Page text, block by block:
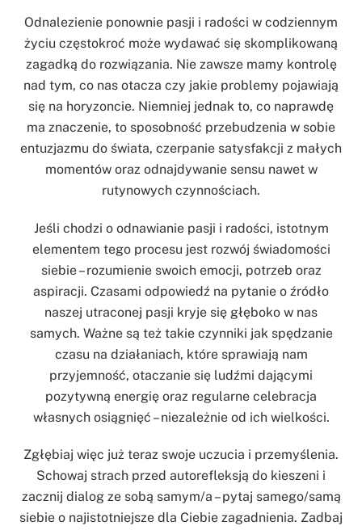
Odnalezienie ponownie pasji i radości w codziennym
życiu częstokroć może wydawać się skomplikowaną
zagadką do rozwiązania. Nie zawsze mamy kontrolę
nad tym, co nas otacza czy jakie problemy pojawiają
się na horyzoncie. Niemniej jednak to, co naprawdę
ma znaczenie, to sposobność przebudzenia w sobie
entuzjazmu do świata, czerpanie satysfakcji z małych
momentów oraz odnajdywanie sensu nawet w
rutynowych czynnościach.
Jeśli chodzi o odnawianie pasji i radości, istotnym
elementem tego procesu jest rozwój świadomości
siebie – rozumienie swoich emocji, potrzeb oraz
aspiracji. Czasami odpowiedź na pytanie o źródło
naszej utraconej pasji kryje się głęboko w nas
samych. Ważne są też takie czynniki jak spędzanie
czasu na działaniach, które sprawiają nam
przyjemność, otaczanie się ludźmi dającymi
pozytywną energię oraz regularne celebracja
własnych osiągnięć – niezależnie od ich wielkości.
Zgłębiaj więc już teraz swoje uczucia i przemyślenia.
Schowaj strach przed autorefleksją do kieszeni i
zacznij dialog ze sobą samym/a – pytaj samego/samą
siebie o najistotniejsze dla Ciebie zagadnienia. Zadbaj